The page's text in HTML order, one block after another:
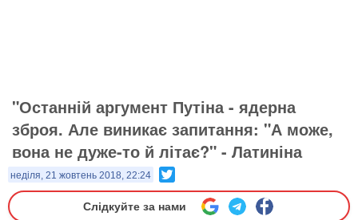
"Останній аргумент Путіна - ядерна
зброя. Але виникає запитання: "А може,
вона не дуже-то й літає?" - Латиніна
неділя, 21 жовтень 2018, 22:24
Слідкуйте за нами